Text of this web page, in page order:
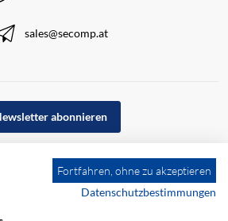
sales@secomp.at
abonnieren
Fortfahren, ohne zu akzeptieren
Datenschutzbestimmungen